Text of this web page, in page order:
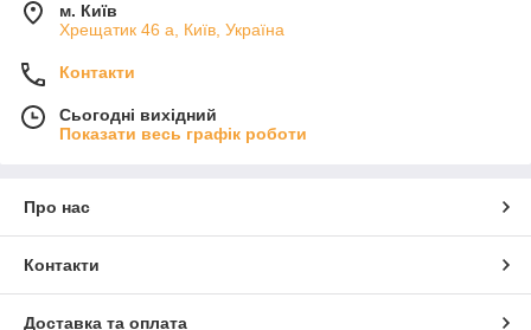
м. Київ
Хрещатик 46 а, Київ, Україна
Контакти
Сьогодні вихідний
Показати весь графік роботи
Про нас
Контакти
Доставка та оплата